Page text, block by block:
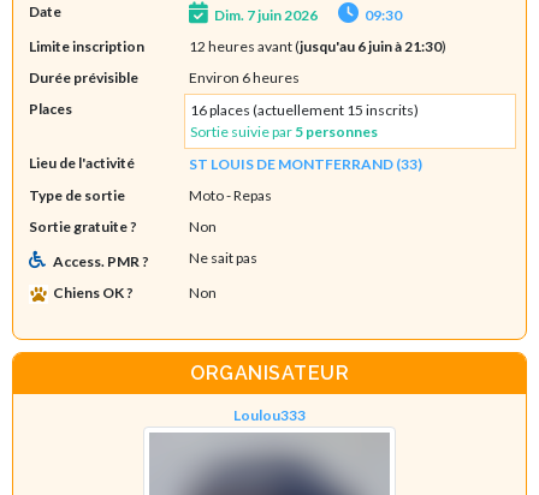
Date
Dim. 7 juin 2026
09:30
Limite inscription
12 heures avant (jusqu'au 6 juin à 21:30)
Durée prévisible
Environ 6 heures
Places
16 places (actuellement 15 inscrits)
Sortie suivie par 5 personnes
Lieu de l'activité
ST LOUIS DE MONTFERRAND (33)
Type de sortie
Moto- Repas
Sortie gratuite ?
Non
Access. PMR ?
Ne sait pas
Chiens OK ?
Non
ORGANISATEUR
Loulou333